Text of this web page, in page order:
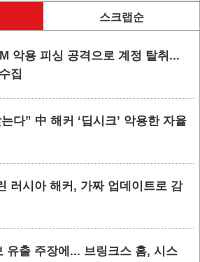
스크랩순
악용 피싱 공격으로 계정 탈취...
집
다” 中 해커 ‘딥시크’ 악용한 자율
러시아 해커, 가짜 업데이트로 감
유출 주장에... 브링크스 홈, 시스